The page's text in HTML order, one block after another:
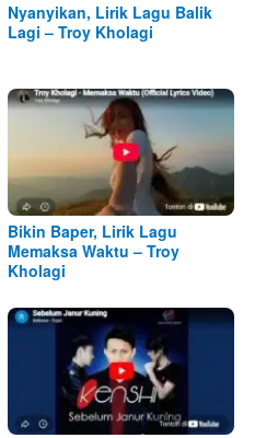
Nyanyikan, Lirik Lagu Balik
Lagi – Troy Kholagi
Bikin Baper, Lirik Lagu
Memaksa Waktu – Troy
Kholagi